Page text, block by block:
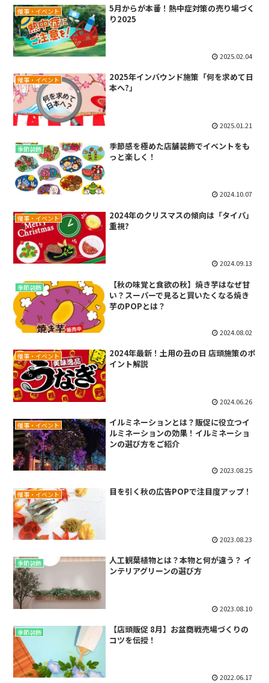
催事・イベント
5月からが本番！熱中症対策の売り場づく
り2025
2025.02.04
催事・イベント
2025年インバウンド施策「何を求めて日
本へ?」
2025.01.21
季節装飾
季節感を極めた店舗装飾でイベントをも
っと楽しく！
2024.10.07
催事・イベント
2024年のクリスマスの傾向は「タイパ」
重視?
2024.09.13
季節装飾
【秋の味覚と食欲の秋】焼き芋はなぜ甘
い？スーパーで見ると買いたくなる焼き
芋のPOPとは？
2024.08.02
催事・イベント
2024年最新！土用の丑の日 店頭施策のポ
イント解説
2024.06.26
催事・イベント
イルミネーションとは？販促に役立つイ
ルミネーションの効果！イルミネーショ
ンの選び方をご紹介
2023.08.25
催事・イベント 目を引く秋の広告POPで注目度アップ！
2023.08.23
季節装飾
人工観葉植物とは？本物と何が違う？ イ
ンテリアグリーンの選び方
2023.08.10
季節装飾
【店頭販促 8月】お盆商戦売場づくりの
コツを伝授！
2022.06.17